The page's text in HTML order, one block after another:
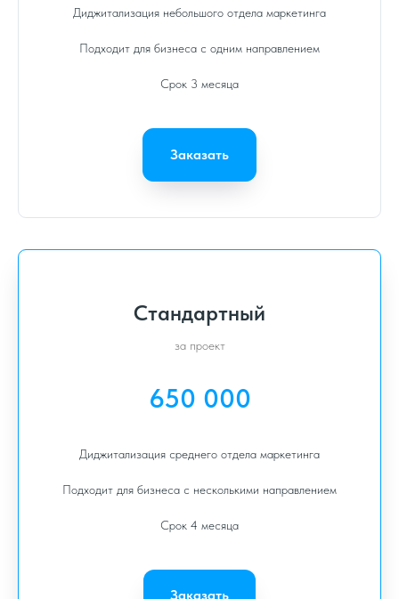
Диджитализация небольшого отдела маркетинга
Подходит для бизнеса с одним направлением
Срок 3 месяца
Заказать
Стандартный
за проект
650 000
Диджитализация среднего отдела маркетинга
Подходит для бизнеса с несколькими направлением
Срок 4 месяца
Заказать